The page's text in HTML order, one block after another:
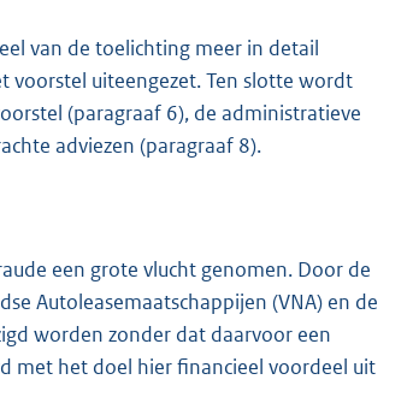
van de toelichting meer in detail
voorstel uiteengezet. Ten slotte wordt
(paragraaf 6), de administratieve
adviezen (paragraaf 8).
een grote vlucht genomen. Door de
Autoleasemaatschappijen (VNA) en de
worden zonder dat daarvoor een
met het doel hier financieel voordeel uit